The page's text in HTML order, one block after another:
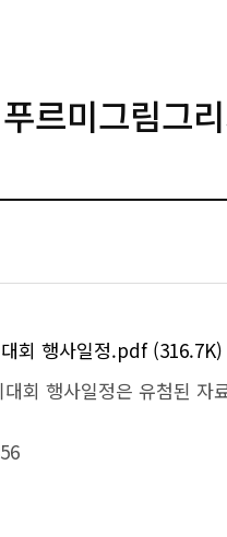
르미그림그
회 행사일정.pdf (316.7K)
회 행사일정은 유첨된 자